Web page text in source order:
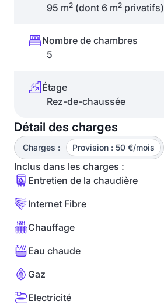
95 m2 (dont 6 m2 privatifs)
Nombre de chambres
5
Étage
Rez-de-chaussée
Détail des charges
Charges : Provision : 50 €/mois
Inclus dans les charges :
Entretien de la chaudière
Internet Fibre
Chauffage
Eau chaude
Gaz
Electricité